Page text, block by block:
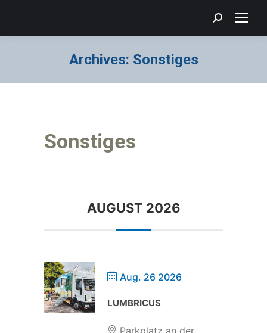
Search:
Archives: Sonstiges
Sonstiges
AUGUST 2026
Aug. 26 2026
LUMBRICUS
Parkplatz an der